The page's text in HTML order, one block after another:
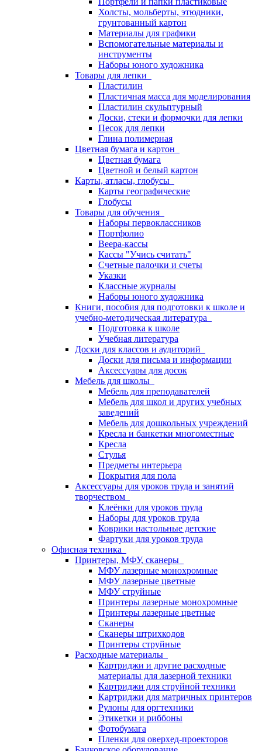
Холсты, мольберты, этюдники,
грунтованный картон
Материалы для графики
Вспомогательные материалы и
инструменты
Наборы юного художника
Товары для лепки
Пластилин
Пластичная масса для моделирования
Пластилин скульптурный
Доски, стеки и формочки для лепки
Песок для лепки
Глина полимерная
Цветная бумага и картон
Цветная бумага
Цветной и белый картон
Карты, атласы, глобусы
Карты географические
Глобусы
Товары для обучения
Наборы первоклассников
Портфолио
Веера-кассы
Кассы "Учись считать"
Счетные палочки и счеты
Указки
Классные журналы
Наборы юного художника
Книги, пособия для подготовки к школе и
учебно-методическая литература
Подготовка к школе
Учебная литература
Доски для классов и аудиторий
Доски для письма и информации
Аксессуары для досок
Мебель для школы
Мебель для преподавателей
Мебель для школ и других учебных
заведений
Мебель для дошкольных учреждений
Кресла и банкетки многоместные
Кресла
Стулья
Предметы интерьера
Покрытия для пола
Аксессуары для уроков труда и занятий
творчеством
Клеёнки для уроков труда
Наборы для уроков труда
Коврики настольные детские
Фартуки для уроков труда
Офисная техника
Принтеры, МФУ, сканеры
МФУ лазерные монохромные
МФУ лазерные цветные
МФУ струйные
Принтеры лазерные монохромные
Принтеры лазерные цветные
Сканеры
Сканеры штрихкодов
Принтеры струйные
Расходные материалы
Картриджи и другие расходные
материалы для лазерной техники
Картриджи для струйной техники
Картриджи для матричных принтеров
Рулоны для оргтехники
Этикетки и риббоны
Фотобумага
Пленки для оверхед-проекторов